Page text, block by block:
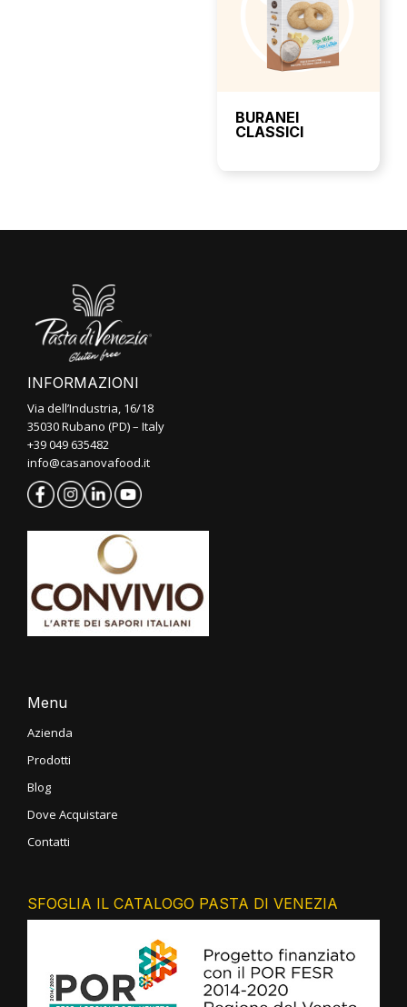
BURANEI
CLASSICI
INFORMAZIONI
Via dell’Industria, 16/18
35030 Rubano (PD) – Italy
+39 049 635482
info@casanovafood.it
Menu
Azienda
Prodotti
Blog
Dove Acquistare
Contatti
SFOGLIA IL CATALOGO PASTA DI VENEZIA